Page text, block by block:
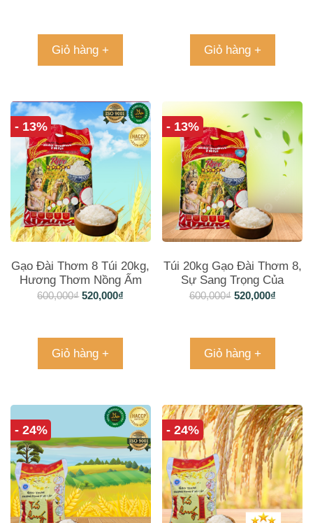
Giỏ hàng + Giỏ hàng +
- 13%
Gạo Đài Thơm 8 Túi 20kg,
Hương Thơm Nồng Ấm
600,000₫ 520,000₫
Giỏ hàng +
- 13%
Túi 20kg Gạo Đài Thơm 8,
Sự Sang Trọng Của
Hương Thơm
600,000₫ 520,000₫
Giỏ hàng +
- 24% - 24%